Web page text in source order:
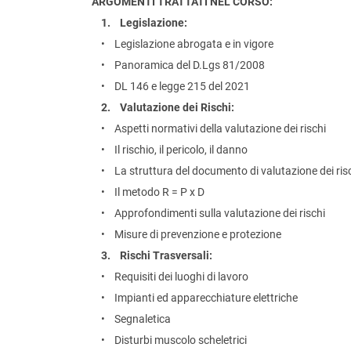
1. Legislazione:
• Legislazione abrogata e in vigore
• Panoramica del D.Lgs 81/2008
• DL 146 e legge 215 del 2021
2. Valutazione dei Rischi:
• Aspetti normativi della valutazione dei rischi
• Il rischio, il pericolo, il danno
• La struttura del documento di valutazione dei
• Il metodo R = P x D
• Approfondimenti sulla valutazione dei rischi
• Misure di prevenzione e protezione
3. Rischi Trasversali:
• Requisiti dei luoghi di lavoro
• Impianti ed apparecchiature elettriche
• Segnaletica
• Disturbi muscolo scheletrici